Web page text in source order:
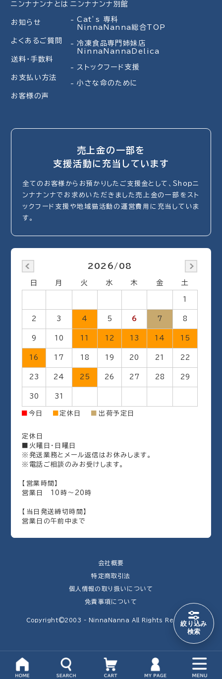
ニンナナンナとは
お知らせ
よくあるご質問
送料・手数料
お支払い方法
お客様の声
ニンナナンナ別館
Cat’s 専科
NinnaNanna総合TOP
冷凍食品専門姉妹店
NinnaNannaDelica
ストックフード支援
小さな命のために
売上金の一部を
支援活動に充当しています
全てのお客様からお預かりしたご支援金として、Shopニ
ンナナンナでお求めいただきました売上金の一部をスト
ックフード支援や地域猫活動の運営費用に充当していま
す。
2026/08
日 月 火 水 木 金 土
2 3 4 5 6 7 8
9 10 12 13 14 15
16 17 18 19 20 21 22
23 24 25 26 27 28 29
30 31
今日 定休日 出荷予定日
定休日
■火曜日・日曜日
※発送業務とメール返信はお休みします。
※電話ご相談のみお受けします。
【営業時間】
営業日 10時～20時
【当日発送締切時間】
営業日の午前中まで
会社概要
特定商取引法
個人情報の取り扱いについて
免責事項について
Copyright©2003 - NinnaNanna All Rights Reserved
絞り込み
検索